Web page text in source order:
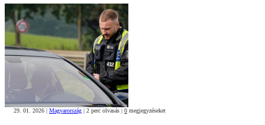
29. 01. 2026 Magyarország 2 perc olvasás 0 megjegyzéseket